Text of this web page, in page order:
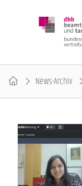
News-Archiv